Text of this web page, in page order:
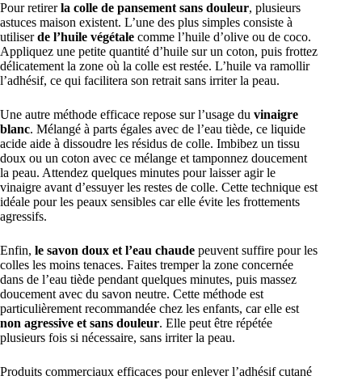
Pour retirerla colle de pansement sans douleur, plusieurs
astuces maison existent. L’une des plus simples consiste à
utiliserde l’huile végétale comme l’huile d’olive ou de coco.
Appliquez une petite quantité d’huile sur un coton, puis frottez
délicatement la zone où la colle est restée. L’huile va ramollir
l’adhésif, ce qui facilitera son retrait sans irriter la peau.
Une autre méthode efficace repose sur l’usage du vinaigre
blanc. Mélangé à parts égales avec de l’eau tiède, ce liquide
acide aide à dissoudre les résidus de colle. Imbibez un tissu
doux ou un coton avec ce mélange et tamponnez doucement
la peau. Attendez quelques minutes pour laisser agir le
vinaigre avant d’essuyer les restes de colle. Cette technique est
idéale pour les peaux sensibles car elle évite les frottements
agressifs.
Enfin, le savon doux et l’eau chaude peuvent suffire pour les
colles les moins tenaces. Faites tremper la zone concernée
dans de l’eau tiède pendant quelques minutes, puis massez
doucement avec du savon neutre. Cette méthode est
particulièrement recommandée chez les enfants, car elle est
non agressive et sans douleur. Elle peut être répétée
plusieurs fois si nécessaire, sans irriter la peau.
Produits commerciaux efficaces pour enlever l’adhésif cutané